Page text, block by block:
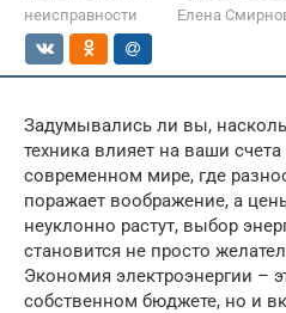
неисправности
Елена
Задумывались ли вы,
техника влияет на ваши
современном мире, где
поражает воображение, а
неуклонно растут, выбор
становится не просто
Экономия электроэнергии –
собственном бюджете, но и